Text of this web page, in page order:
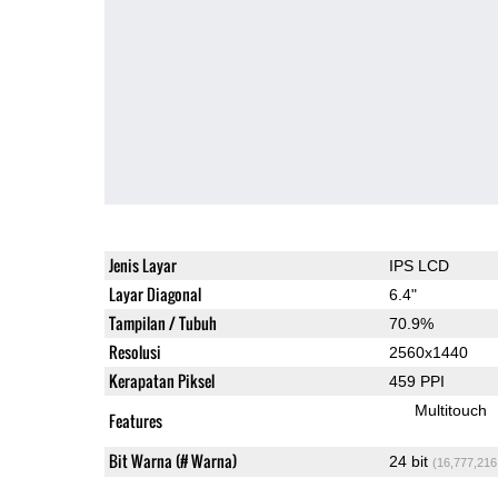
Jenis Layar IPS LCD
Layar Diagonal 6.4"
Tampilan / Tubuh 70.9%
Resolusi 2560x1440
Kerapatan Piksel 459 PPI
Features Multitouch
Bit Warna (# Warna) 24 bit